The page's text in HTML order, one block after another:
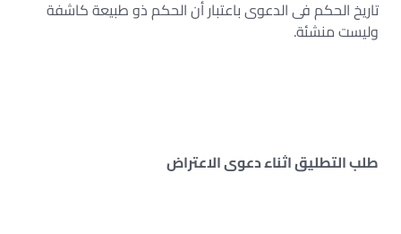
تاريخ الحكم فى الدعوى باعتبار أن الحكم ذو طبيعة كاشفة
وليست منشئة.
طلب التطليق اثناء دعوى الاعتراض